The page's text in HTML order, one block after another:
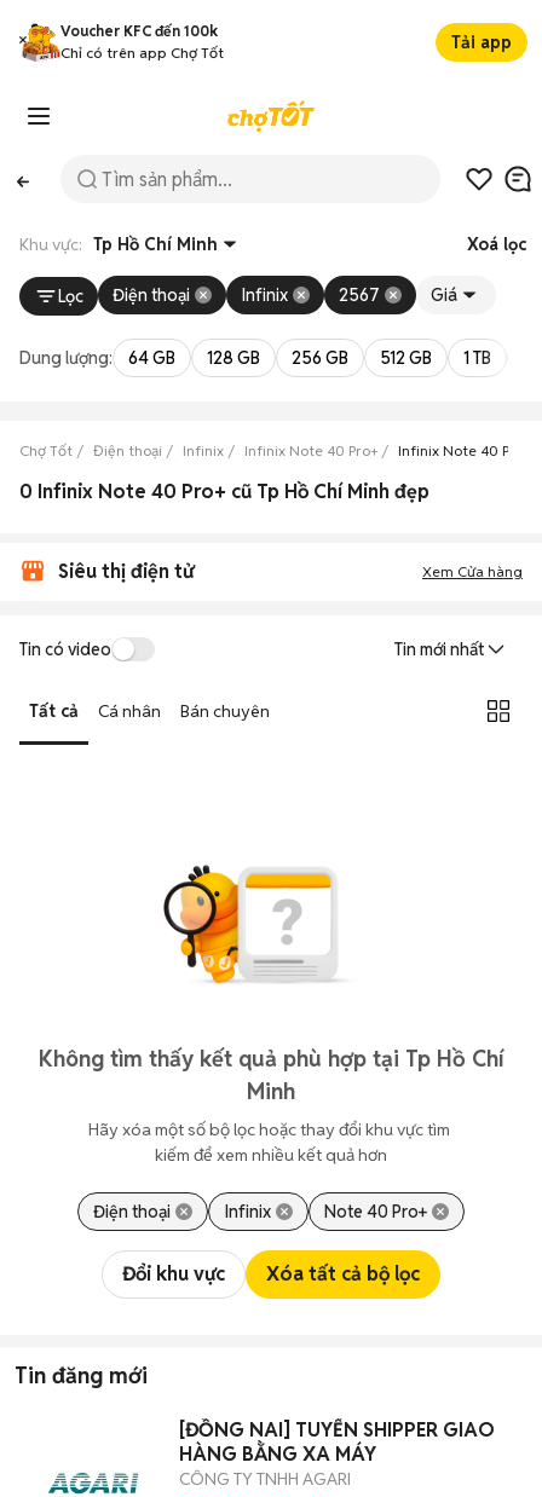
Voucher KFC đến 100k
Chỉ có trên app Chợ Tốt
Tải app
Khu vực: Tp Hồ Chí Minh Xoá lọc
Lọc Điện thoại Infinix 2567 Giá
Dung lượng: 64 GB 128 GB 256 GB 512 GB 1 TB
Chợ Tốt Điện thoại Infinix Infinix Note 40 Pro+ Infinix Note 40 Pro+
0 Infinix Note 40 Pro+ cũ Tp Hồ Chí Minh đẹp
Siêu thị điện tử Xem Cửa hàng
Tin có video Tin mới nhất
Tất cả Cá nhân Bán chuyên
Không tìm thấy kết quả phù hợp tại Tp Hồ Chí
Minh
Hãy xóa một số bộ lọc hoặc thay đổi khu vực tìm
kiếm để xem nhiều kết quả hơn
Điện thoại Infinix Note 40 Pro+
Đổi khu vực Xóa tất cả bộ lọc
Tin đăng mới
[ĐỒNG NAI] TUYỂN SHIPPER GIAO
HÀNG BẰNG XA MÁY
CÔNG TY TNHH AGARI